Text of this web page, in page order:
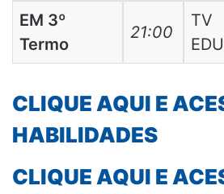
EM 3º
Termo
21:00
TV
CLIQUE AQUI E
HABILIDADES
CLIQUE AQUI E